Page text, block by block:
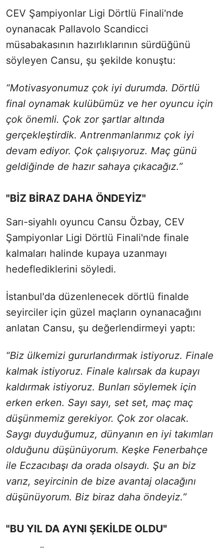
CEV Şampiyonlar Ligi Dörtlü Finali'nde
oynanacak Pallavolo Scandicci
müsabakasının hazırlıklarının sürdüğünü
söyleyen Cansu, şu şekilde konuştu:
“Motivasyonumuz çok iyi durumda. Dörtlü
final oynamak kulübümüz ve her oyuncu için
çok önemli. Çok zor şartlar altında
gerçekleştirdik. Antrenmanlarımız çok iyi
devam ediyor. Çok çalışıyoruz. Maç günü
geldiğinde de hazır sahaya çıkacağız.”
"BİZ BİRAZ DAHA ÖNDEYİZ"
Sarı-siyahlı oyuncu Cansu Özbay, CEV
Şampiyonlar Ligi Dörtlü Finali'nde finale
kalmaları halinde kupaya uzanmayı
hedeflediklerini söyledi.
İstanbul'da düzenlenecek dörtlü finalde
seyirciler için güzel maçların oynanacağını
anlatan Cansu, şu değerlendirmeyi yaptı:
“Biz ülkemizi gururlandırmak istiyoruz. Finale
kalmak istiyoruz. Finale kalırsak da kupayı
kaldırmak istiyoruz. Bunları söylemek için
erken erken. Sayı sayı, set set, maç maç
düşünmemiz gerekiyor. Çok zor olacak.
Saygı duyduğumuz, dünyanın en iyi takımları
olduğunu düşünüyorum. Keşke Fenerbahçe
ile Eczacıbaşı da orada olsaydı. Şu an biz
varız, seyircinin de bize avantaj olacağını
düşünüyorum. Biz biraz daha öndeyiz.”
"BU YIL DA AYNI ŞEKİLDE OLDU"